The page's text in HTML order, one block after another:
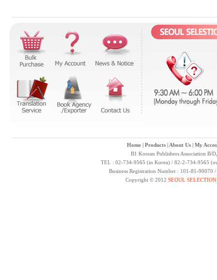
Home| Products| About Us| My
B1 Korean Publishers Association B/
TEL : 02-734-9565 (in Korea) / 82-2-734-9565
Business Registration Number : 101-81-
Copyright © 2012 SEOUL SELECTION